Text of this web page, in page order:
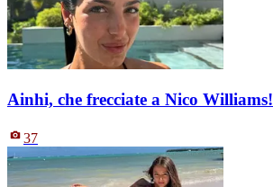
Ainhi, che frecciate a Nico Williams!
37